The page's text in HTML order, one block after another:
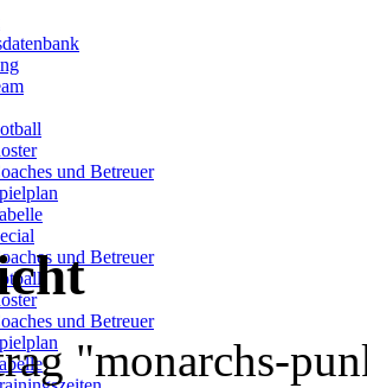
und Betreuer
und Betreuer
und Betreuer
"monarchs-